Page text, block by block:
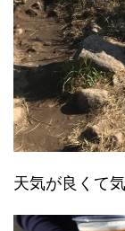
天気が良くて